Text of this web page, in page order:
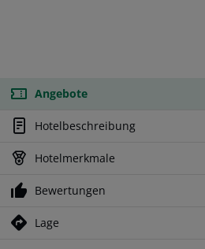
Angebote
Hotelbeschreibung
Hotelmerkmale
Bewertungen
Lage